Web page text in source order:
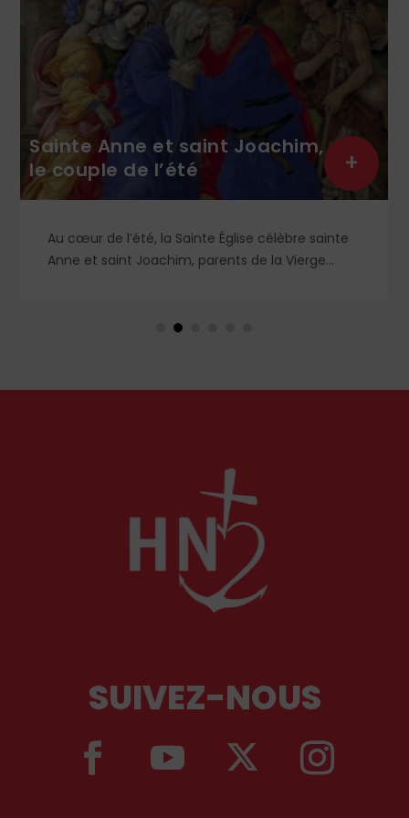
Sainte Anne et saint Joachim,
le couple de l’été
Au cœur de l’été, la Sainte Église célèbre sainte
Anne et saint Joachim, parents de la Vierge
en Orient qu’en Occident, célèbre par sa piété
+
SUIVEZ-NOUS